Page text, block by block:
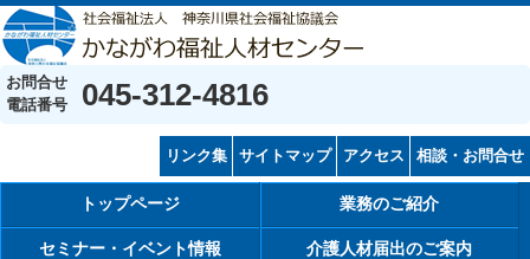
お問合せ
電話番号
045-312-4816
リンク集 サイトマップ アクセス 相談・お問合せ
トップページ 業務のご紹介
セミナー・イベント情報 介護人材届出のご案内